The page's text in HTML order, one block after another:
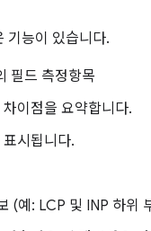
기능이 있습니다.
필드 측정항목
이점을 요약합니다.
시됩니다.
(예: LCP 및 INP 하위